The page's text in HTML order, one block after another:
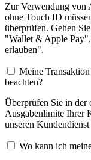
Zur Verwendung von
ohne Touch ID
überprüfen. Gehen
"Wallet & Apple
erlauben".
Meine
beachten?
Überprüfen Sie in der
Ausgabenlimite Ihrer
unseren
Wo kann ich